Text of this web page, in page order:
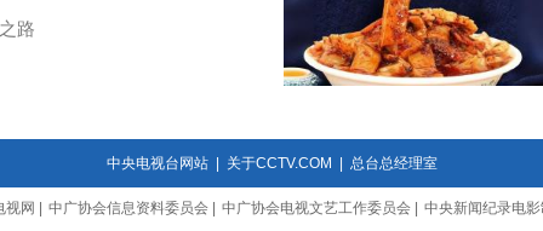
路
中央电视台网站| 关于CCTV.COM 总台总经理室
视网 中广协会信息资料委员会 中广协会电视文艺工作委员会 中央新闻纪录电